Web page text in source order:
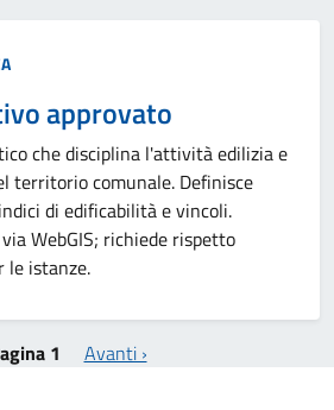
approvato
che disciplina l'attività edilizia e
territorio comunale. Definisce
di edificabilità e vincoli.
WebGIS; richiede rispetto
le istanze.
1 Pagina successiva
Avanti ›